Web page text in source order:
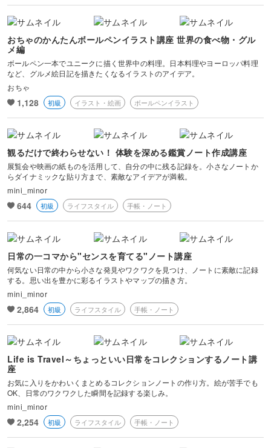
おちゃのかんたんボールペンイラスト講座 世界の食べ物・グル
メ編
ボールペン一本でユニークに描く世界中の料理。日本料理やヨーロッパ料理
など、グルメ絵日記を描きたくなるイラストのアイデア。
おちゃ
1,128 初級 イラスト・絵画 ボールペンイラスト
観るだけで終わらせない！ 体験を深める鑑賞ノート作成講座
展覧会や映画の紙ものを活用して、自分の中に残る記録を。小さなノートか
らダイナミックな貼り方まで、素敵なアイデアが満載。
mini_minor
644 初級 ライフスタイル 手帳・ノート
日常の一コマから"センスを育てる"ノート講座
何気ない日常の中から小さな発見やワクワクを見つけ、ノートに素敵に記録
する。思い出を豊かに彩るイラストやマップの描き方。
mini_minor
2,864 初級 ライフスタイル 手帳・ノート
Life is Travel～ちょっといい日常をコレクションするノート講
座
お気に入りをかわいくまとめるコレクションノートの作り方。絵が苦手でも
OK、日常のワクワクした瞬間を記録する楽しみ。
mini_minor
2,254 初級 ライフスタイル 手帳・ノート